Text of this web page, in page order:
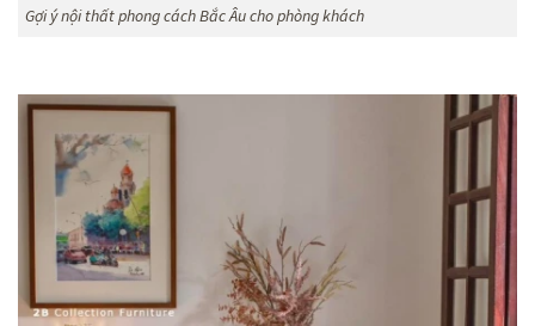
Gợi ý nội thất phong cách Bắc Âu cho phòng khách